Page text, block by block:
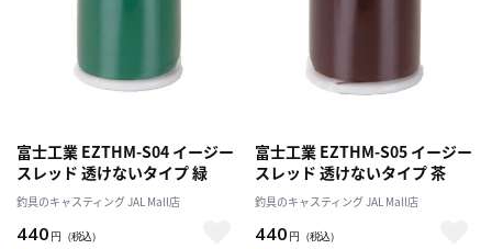
富士工業 EZTHM-S04 イージー
スレッド 透けないタイプ 緑
釣具のキャスティング JAL Mall店
440 円 （税込）
富士工業 EZTHM-S05 イージー
スレッド 透けないタイプ 茶
釣具のキャスティング JAL Mall店
440 円 （税込）